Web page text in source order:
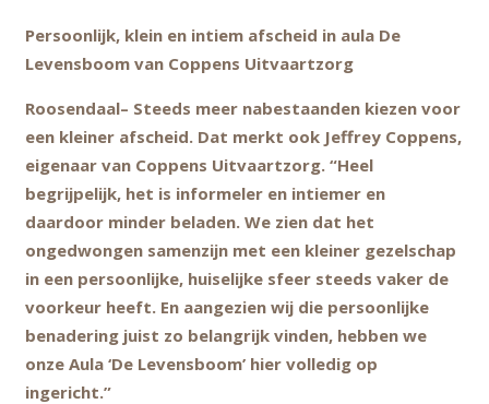
Persoonlijk, klein en intiem afscheid in aula De
Levensboom van Coppens Uitvaartzorg
Roosendaal– Steeds meer nabestaanden kiezen voor
een kleiner afscheid. Dat merkt ook Jeffrey Coppens,
eigenaar van Coppens Uitvaartzorg. “Heel
begrijpelijk, het is informeler en intiemer en
daardoor minder beladen. We zien dat het
ongedwongen samenzijn met een kleiner gezelschap
in een persoonlijke, huiselijke sfeer steeds vaker de
voorkeur heeft. En aangezien wij die persoonlijke
benadering juist zo belangrijk vinden, hebben we
onze Aula ‘De Levensboom’ hier volledig op
ingericht.”